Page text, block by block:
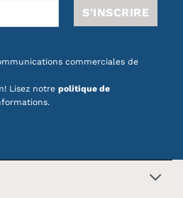
commerciales de
Lisez notre politique de